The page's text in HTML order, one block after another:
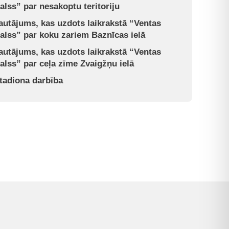
par nesakoptu teritoriju
kas uzdots laikrakstā “Ventas
par koku zariem Baznīcas ielā
kas uzdots laikrakstā “Ventas
par ceļa zīme Zvaigžņu ielā
darbība